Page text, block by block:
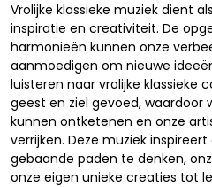
Vrolijke klassieke muziek dient
inspiratie en creativiteit. De
harmonieën kunnen onze
aanmoedigen om nieuwe
luisteren naar vrolijke klassieke
geest en ziel gevoed,
kunnen ontketenen en onze
verrijken. Deze muziek
gebaande paden te denken,
onze eigen unieke creaties tot